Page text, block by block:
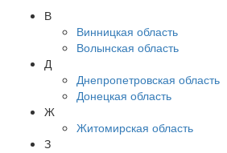
В
Винницкая область
Волынская область
Д
Днепропетровская область
Донецкая область
Ж
Житомирская область
З